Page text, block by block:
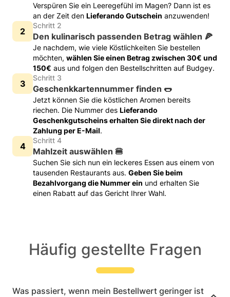
Verspüren Sie ein Leeregefühl im Magen? Dann ist es
an der Zeit den Lieferando Gutschein anzuwenden!
Schritt 2
Den kulinarisch passenden Betrag wählen 🍕
Je nachdem, wie viele Köstlichkeiten Sie bestellen
möchten, wählen Sie einen Betrag zwischen 30€ und
150€ aus und folgen den Bestellschritten auf Budgey.
Schritt 3
Geschenkkartennummer finden 🌭
Jetzt können Sie die köstlichen Aromen bereits
riechen. Die Nummer des Lieferando
Geschenkgutscheins erhalten Sie direkt nach der
Zahlung per E-Mail.
Schritt 4
Mahlzeit auswählen 🍔
Suchen Sie sich nun ein leckeres Essen aus einem von
tausenden Restaurants aus. Geben Sie beim
Bezahlvorgang die Nummer ein und erhalten Sie
einen Rabatt auf das Gericht Ihrer Wahl.
Häufig gestellte Fragen
Was passiert, wenn mein Bestellwert geringer ist